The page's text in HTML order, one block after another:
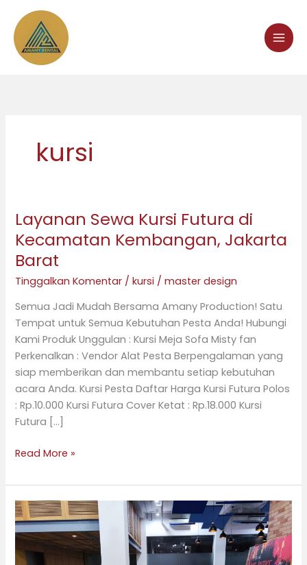
konten
kursi
Layanan Sewa Kursi Futura di
Kecamatan Kembangan, Jakarta
Barat
Tinggalkan Komentar /kursi /master design
Semua Jadi Mudah Bersama Amany Production! Satu
Tempat untuk Semua Kebutuhan Pesta Anda! Hubungi
Kami Produk Unggulan : Kursi Meja Sofa Misty fan
Perkenalkan : Vendor Alat Pesta Berpengalaman yang
siap memberikan dan membantu setiap kebutuhan
acara Anda. Kursi Pesta Daftar Harga Kursi Futura Polos
: Rp.10.000 Kursi Futura Cover Ketat : Rp.18.000 Kursi
Futura […]
Layanan
Sewa
Kursi
Futura
di
Jakarta
Read More »
Sewa
Kursi
Futura
Murah